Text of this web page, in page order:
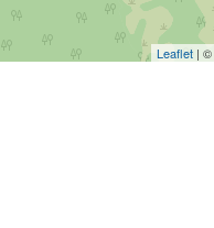
Leaflet | ©